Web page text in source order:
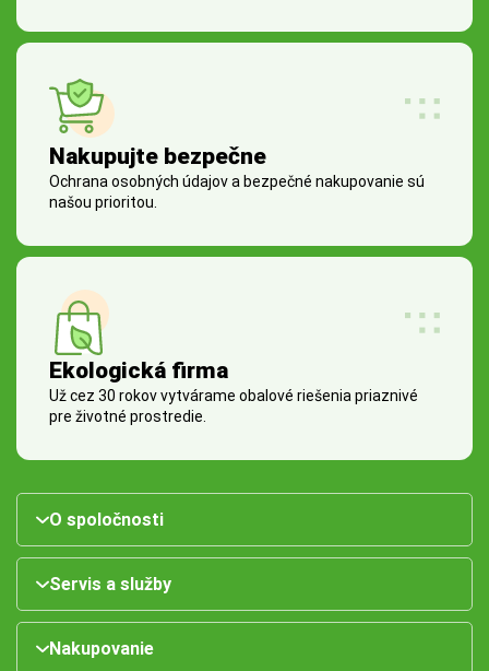
Nakupujte bezpečne
Ochrana osobných údajov a bezpečné nakupovanie sú
našou prioritou.
Ekologická firma
Už cez 30 rokov vytvárame obalové riešenia priaznivé
pre životné prostredie.
O spoločnosti
Servis a služby
Nakupovanie